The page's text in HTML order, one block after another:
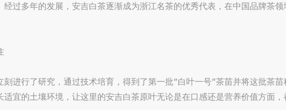
过多年的发展，安吉白茶逐渐成为浙江名茶的优秀代表，在中国品牌茶领
刻进行了研究，通过技术培育，得到了第一批“白叶一号”茶苗并将这批茶苗
宜的土壤环境，让这里的安吉白茶原叶无论是在口感还是营养价值方面，